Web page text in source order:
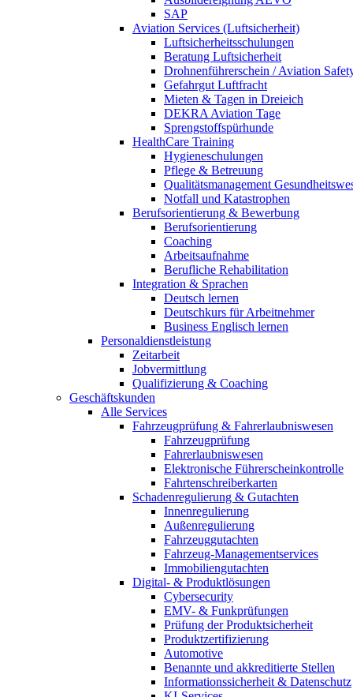
SAP
Aviation Services (Luftsicherheit)
Luftsicherheitsschulungen
Beratung Luftsicherheit
Drohnenführerschein / Aviation
Gefahrgut Luftfracht
Mieten & Tagen in Dreieich
DEKRA Aviation Tage
Sprengstoffspürhunde
HealthCare Training
Hygieneschulungen
Pflege & Betreuung
Qualitätsmanagement
Notfall und Katastrophen
Berufsorientierung & Bewerbung
Berufsorientierung
Coaching
Arbeitsaufnahme
Berufliche Rehabilitation
Integration & Sprachen
Deutsch lernen
Deutschkurs für Arbeitnehmer
Business Englisch lernen
Personaldienstleistung
Zeitarbeit
Jobvermittlung
Qualifizierung & Coaching
Geschäftskunden
Alle Services
Fahrzeugprüfung & Fahrerlaubniswesen
Fahrzeugprüfung
Fahrerlaubniswesen
Elektronische Führerscheinkontrolle
Fahrtenschreiberkarten
Schadenregulierung & Gutachten
Innenregulierung
Außenregulierung
Fahrzeuggutachten
Fahrzeug-Managementservices
Immobiliengutachten
Digital- & Produktlösungen
Cybersecurity
EMV- & Funkprüfungen
Prüfung der Produktsicherheit
Produktzertifizierung
Automotive
Benannte und akkreditierte Stellen
Informationssicherheit & Datenschutz